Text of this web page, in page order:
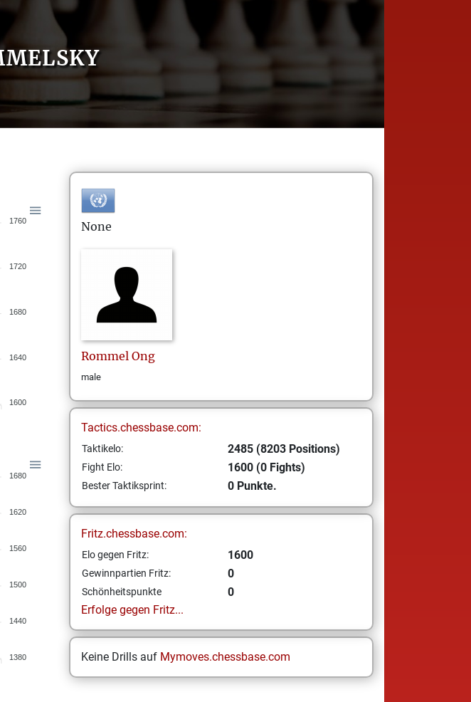
1760
1720
1680
1640
1600
1680
1620
1560
1500
1440
1380
None
Rommel Ong
male
Tactics.chessbase.com:
Taktikelo: 2485 (8203 Positions)
Fight Elo: 1600 (0 Fights)
Bester Taktiksprint: 0 Punkte.
Fritz.chessbase.com:
Elo gegen Fritz: 1600
Gewinnpartien Fritz: 0
Schönheitspunkte
0
Erfolge gegen Fritz...
Keine Drills auf Mymoves.chessbase.com